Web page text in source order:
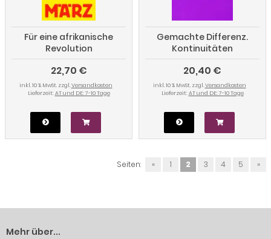
Für eine afrikanische
Revolution
22,70 €
inkl. 10 % MwSt. zzgl.Versandkosten
Lieferzeit: AT und DE: 7-10 Tage
Gemachte Differenz.
Kontinuitäten
biologischer »Rasse«-
Konzepte
20,40 €
inkl. 10 % MwSt. zzgl.Versandkosten
Lieferzeit: AT und DE: 7-10 Tage
Seiten: « 1 2 3 4 5 »
Mehr über...